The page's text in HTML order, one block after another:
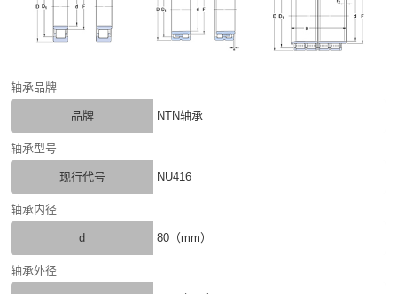
轴承品牌
品牌 NTN轴承
轴承型号
现行代号 NU416
轴承内径
d 80（mm）
轴承外径